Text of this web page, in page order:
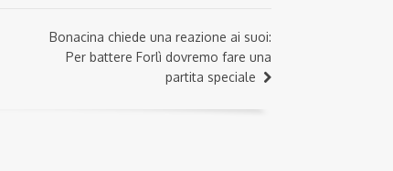
Bonacina chiede una reazione ai suoi:
Per battere Forlì dovremo fare una
partita speciale